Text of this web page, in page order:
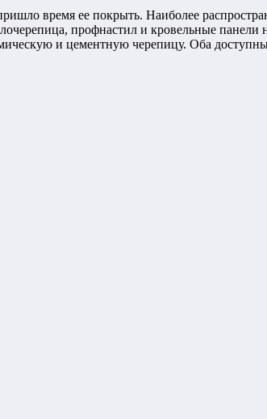
время ее покрыть. Наиболее
профнастил и кровельные
и цементную черепицу. Оба